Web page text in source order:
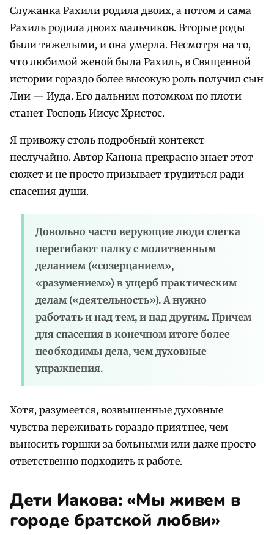
Служанка Рахили родила двоих, а потом и сама
Рахиль родила двоих мальчиков. Вторые роды
были тяжелыми, и она умерла. Несмотря на то,
что любимой женой была Рахиль, в Священной
истории гораздо более высокую роль получил сын
Лии — Иуда. Его дальним потомком по плоти
станет Господь Иисус Христос.
Я привожу столь подробный контекст
неслучайно. Автор Канона прекрасно знает этот
сюжет и не просто призывает трудиться ради
спасения души.
Довольно часто верующие люди слегка
перегибают палку с молитвенным
деланием («созерцанием»,
«разумением») в ущерб практическим
делам («деятельность»). А нужно
работать и над тем, и над другим. Причем
для спасения в конечном итоге более
необходимы дела, чем духовные
упражнения.
Хотя, разумеется, возвышенные духовные
чувства переживать гораздо приятнее, чем
выносить горшки за больными или даже просто
ответственно подходить к работе.
Дети Иакова: «Мы живем в
городе братской любви»